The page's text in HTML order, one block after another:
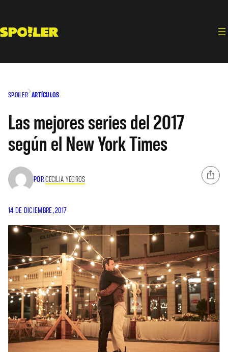
contenido
SPOILER ARTÍCULOS
Las mejores series del 2017
según el New York Times
PORCECILIA YEGROS
14 DE DICIEMBRE, 2017